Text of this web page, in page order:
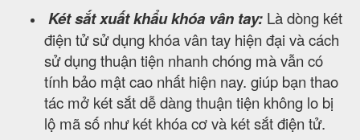
Két sắt xuất khẩu khóa vân tay: Là dòng két
điện tử sử dụng khóa vân tay hiện đại và cách
sử dụng thuận tiện nhanh chóng mà vẫn có
tính bảo mật cao nhất hiện nay. giúp bạn thao
tác mở két sắt dễ dàng thuận tiện không lo bị
lộ mã số như két khóa cơ và két sắt điện tử.